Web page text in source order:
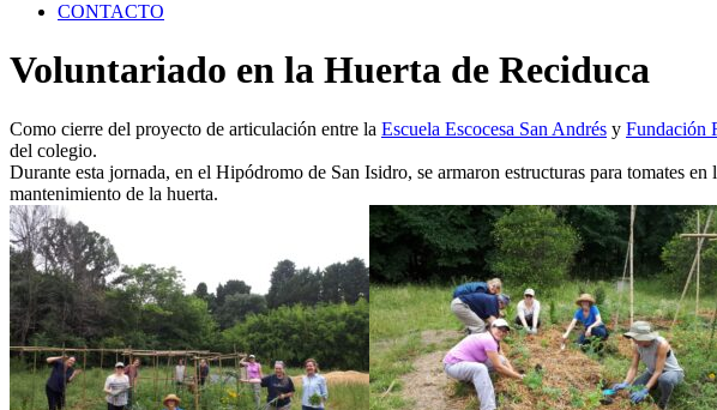
CONTACTO
Voluntariado en la Huerta de Reciduca
Como cierre del proyecto de articulación entre la Escuela Escocesa San Andrés y Fundación
del colegio.
Durante esta jornada, en el Hipódromo de San Isidro, se armaron estructuras para tomates
mantenimiento de la huerta.